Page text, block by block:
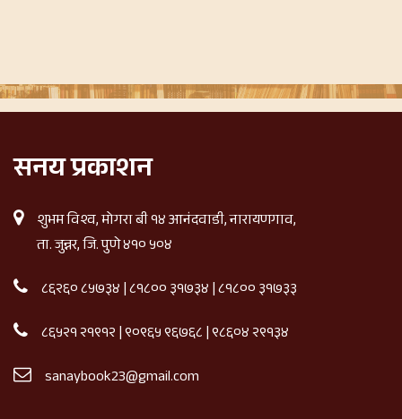
सनय प्रकाशन
शुभम विश्व, मोगरा बी १४ आनंदवाडी, नारायणगाव,
ता. जुन्नर, जि. पुणे ४१० ५०४
८६२६० ८५७३४|८१८०० ३१७३४|८१८०० ३१७३३
८६५२१ २१९१२|९०९६५ ९६७६८|९८६०४ २९१३४
sanaybook23@gmail.com